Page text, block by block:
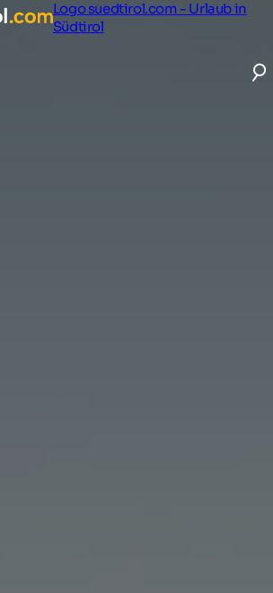
Logo suedtirol.com - Urlaub in
Südtirol